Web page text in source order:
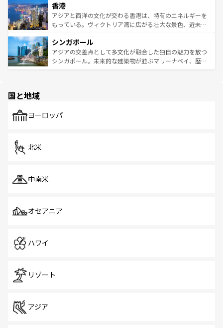
とつ。フォーやバインミー、ベトナムコーヒーなどは、ぜ
ひ現地で味わいたい。どの地域を訪れてもあたたかい人々
が旅行者を迎えてくれるので、きっと忘れられない旅にな
参照してほしい。
の活気が交差している。北部ではチェンマイなどの山岳地
帯で自然と触れ合い、南部ではプーケットやクラビの美し
いビーチでリゾート気分を楽しむことができる。タイ料理
激する。気候は一年中温暖で、どの季節にも異なる楽しみ
が待っている。親しみやすいタイの人々、仏教を中心とし
た文化、そして多様な観光資源が、訪れる旅人を魅了し続
香港
アジアと西洋の文化が交わる香港は、特有のエネルギーを
もっている。ヴィクトリア湾に広がる壮大な景色、近未来
み、どこを訪れても感動するはず。観光スポットが密集し
ており、効率よく見どころを回れるのも魅力。息をのむよ
うな絶景から文化的な体験まで、香港を存分に楽しみ尽く
シンガポール
アジアの交差点として多文化が融合した独自の魅力を放つ
シンガポール。未来的な建築物が並ぶマリーナベイ、歴史
で、ホーカーズは地元の風情を楽しめる外せないスポット
国と地域
ヨーロッパ
北米
中南米
オセアニア
ハワイ
リゾート
アジア